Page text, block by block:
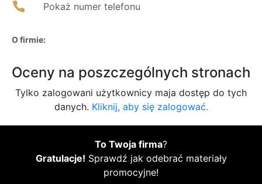
Pokaż numer telefonu
O firmie:
Oceny na poszczególnych stronach
Tylko zalogowani użytkownicy maja dostęp do tych
danych. Kliknij, aby się zalogować.
To Twoja firma?
Gratulacje! Sprawdź jak odebrać materiały
promocyjne!